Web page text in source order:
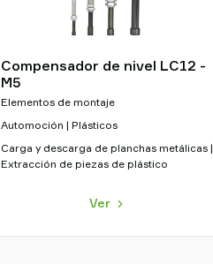
Compensador de nivel LC12 -
M5
Elementos de montaje
Automoción | Plásticos
Carga y descarga de planchas metálicas |
Extracción de piezas de plástico
Ver